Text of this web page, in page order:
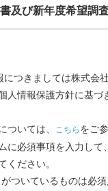
及び新年度希望調
につきましては株式会
人情報保護方針に基づ
ついては、
こちら をご
に必須事項を入力して
ください。
がついているものは必